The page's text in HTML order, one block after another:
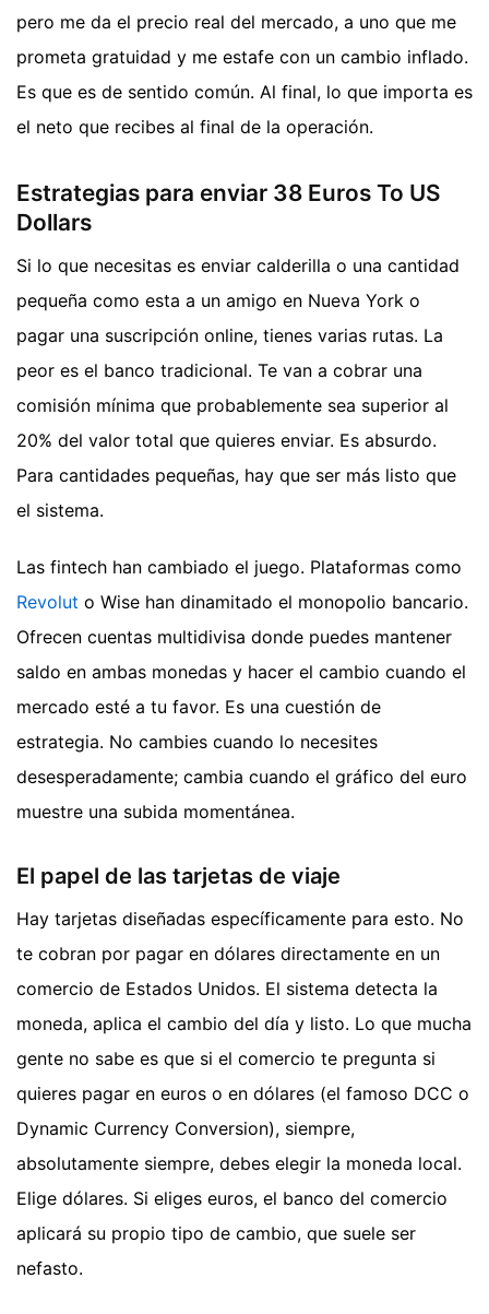
pero me da el precio real del mercado, a uno que me
prometa gratuidad y me estafe con un cambio inflado.
Es que es de sentido común. Al final, lo que importa es
el neto que recibes al final de la operación.
Estrategias para enviar 38 Euros To US
Dollars
Si lo que necesitas es enviar calderilla o una cantidad
pequeña como esta a un amigo en Nueva York o
pagar una suscripción online, tienes varias rutas. La
peor es el banco tradicional. Te van a cobrar una
comisión mínima que probablemente sea superior al
20% del valor total que quieres enviar. Es absurdo.
Para cantidades pequeñas, hay que ser más listo que
el sistema.
Las fintech han cambiado el juego. Plataformas como
Revolut o Wise han dinamitado el monopolio bancario.
Ofrecen cuentas multidivisa donde puedes mantener
saldo en ambas monedas y hacer el cambio cuando el
mercado esté a tu favor. Es una cuestión de
estrategia. No cambies cuando lo necesites
desesperadamente; cambia cuando el gráfico del euro
muestre una subida momentánea.
El papel de las tarjetas de viaje
Hay tarjetas diseñadas específicamente para esto. No
te cobran por pagar en dólares directamente en un
comercio de Estados Unidos. El sistema detecta la
moneda, aplica el cambio del día y listo. Lo que mucha
gente no sabe es que si el comercio te pregunta si
quieres pagar en euros o en dólares (el famoso DCC o
Dynamic Currency Conversion), siempre,
absolutamente siempre, debes elegir la moneda local.
Elige dólares. Si eliges euros, el banco del comercio
aplicará su propio tipo de cambio, que suele ser
nefasto.